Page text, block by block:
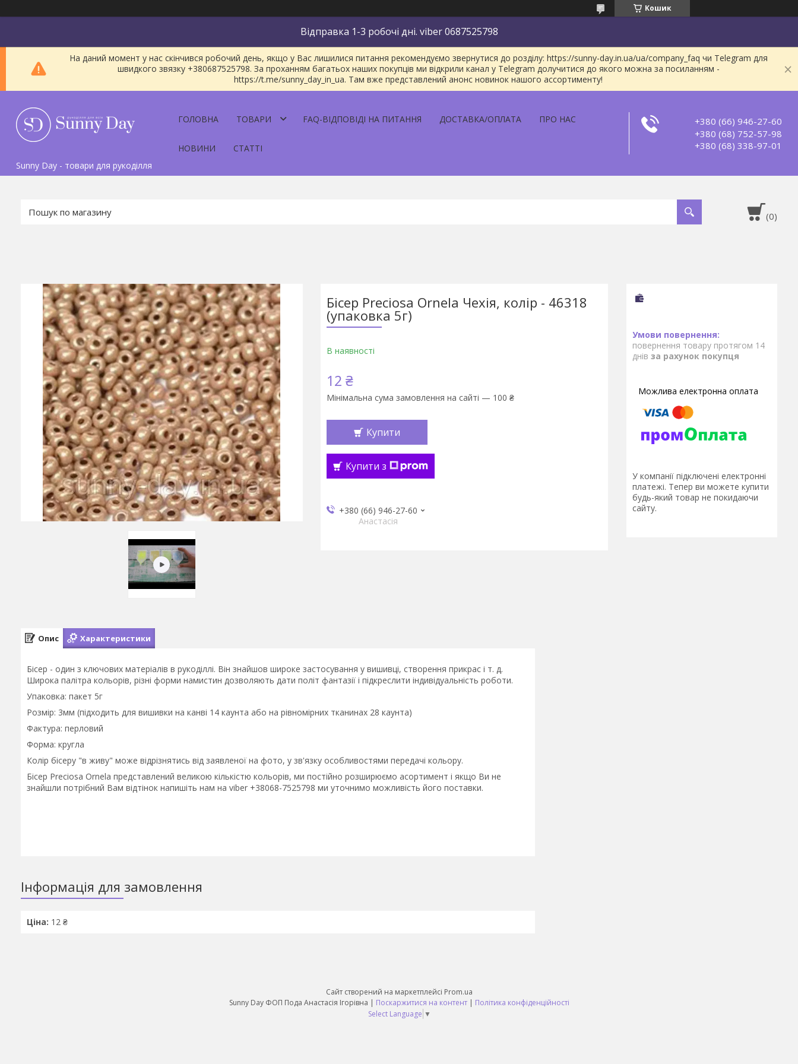
Кошик
Відправка 1-3 робочі дні. viber 0687525798
На даний момент у нас скінчився робочий день, якщо у Вас лишилися питання рекомендуємо звернутися до розділу: https://sunny-day.in.ua/ua/company_faq чи Telegram для
швидкого звязку +380687525798. За проханням багатьох наших покупців ми відкрили канал у Telegram долучитися до якого можна за посиланням -
https://t.me/sunny_day_in_ua. Там вже представлений анонс новинок нашого ассортименту!
Sunny Day - товари для рукоділля
ГОЛОВНА ТОВАРИ FAQ-ВІДПОВІДІ НА ПИТАННЯ ДОСТАВКА/ОПЛАТА ПРО НАС
НОВИНИ СТАТТІ
+380 (66) 946-27-60
+380 (68) 752-57-98
+380 (68) 338-97-01
Бісер Preciosa Ornela Чехія, колір - 46318
(упаковка 5г)
В наявності
12 ₴
Мінімальна сума замовлення на сайті — 100 ₴
Купити
Купити з
+380 (66) 946-27-60
Анастасія
повернення товару протягом 14
днів за рахунок покупця
У компанії підключені електронні
платежі. Тепер ви можете купити
будь-який товар не покидаючи
сайту.
Опис Характеристики
Бісер - один з ключових матеріалів в рукоділлі. Він знайшов широке застосування у вишивці, створення прикрас і т. д.
Широка палітра кольорів, різні форми намистин дозволяють дати політ фантазії і підкреслити індивідуальність роботи.
Упаковка: пакет 5г
Розмір: 3мм (підходить для вишивки на канві 14 каунта або на рівномірних тканинах 28 каунта)
Фактура: перловий
Форма: кругла
Колір бісеру "в живу" може відрізнятись від заявленої на фото, у зв'язку особливостями передачі кольору.
Бісер Preciosa Ornela представлений великою кількістю кольорів, ми постійно розширюємо асортимент і якщо Ви не
знайшли потрібний Вам відтінок напишіть нам на viber +38068-7525798 ми уточнимо можливість його поставки.
Інформація для замовлення
Ціна: 12 ₴
Сайт створений на маркетплейсі Prom.ua
Sunny Day ФОП Пода Анастасія Ігорівна | Поскаржитися на контент | Політика конфіденційності
Select Language ▼